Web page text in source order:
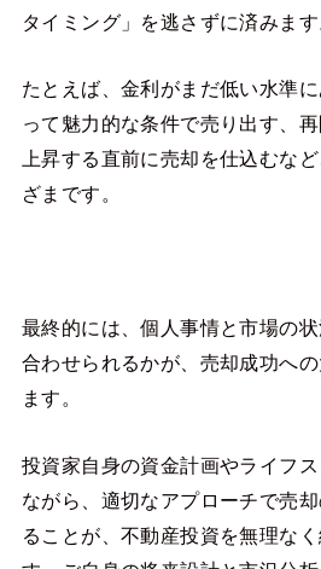
タイミング」を逃さずに済みます
たとえば、金利がまだ低い水準
って魅力的な条件で売り出す、
上昇する直前に売却を仕込むな
ざまです。
最終的には、個人事情と市場の
合わせられるかが、売却成功へ
ます。
投資家自身の資金計画やライフ
ながら、適切なアプローチで売
ることが、不動産投資を無理な